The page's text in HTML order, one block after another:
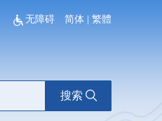
无障碍 简体 繁體
搜索